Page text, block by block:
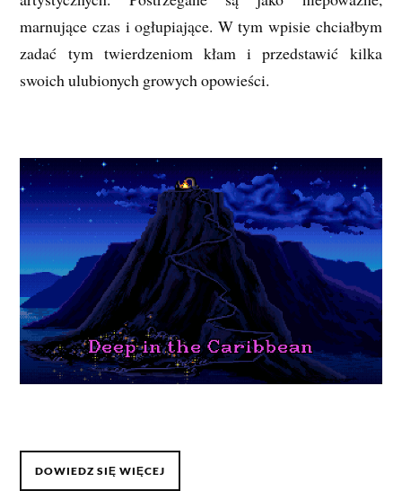
marnujące czas i ogłupiające. W tym wpisie chciałbym
zadać tym twierdzeniom kłam i przedstawić kilka
swoich ulubionych growych opowieści.
DOWIEDZ SIĘ WIĘCEJ